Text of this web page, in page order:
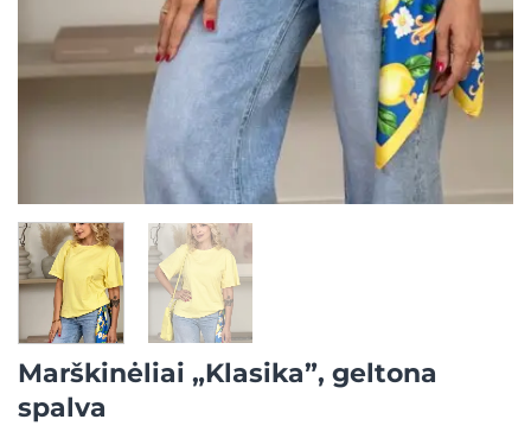
Marškinėliai „Klasika”, geltona
spalva